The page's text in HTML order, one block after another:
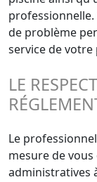
de problème
service de votre
LE
Le
mesure de
administratives